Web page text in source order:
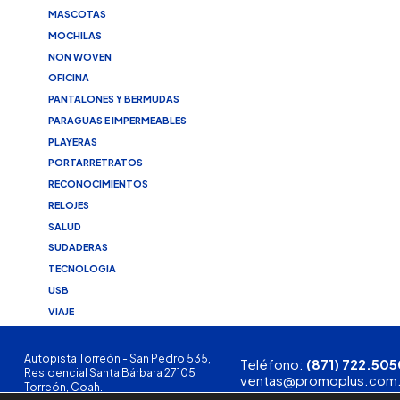
MASCOTAS
MOCHILAS
NON WOVEN
OFICINA
PANTALONES Y BERMUDAS
PARAGUAS E IMPERMEABLES
PLAYERAS
PORTARRETRATOS
RECONOCIMIENTOS
RELOJES
SALUD
SUDADERAS
TECNOLOGIA
USB
VIAJE
Autopista Torreón - San Pedro 535,
Residencial Santa Bárbara 27105
Torreón, Coah.
Teléfono: (871)